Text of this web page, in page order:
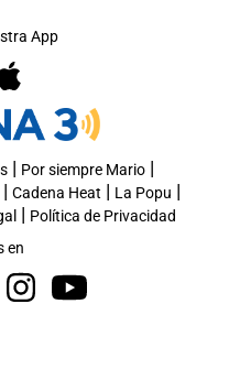
App
| Por siempre Mario|
Cadena Heat | La Popu |
| Política de Privacidad
en